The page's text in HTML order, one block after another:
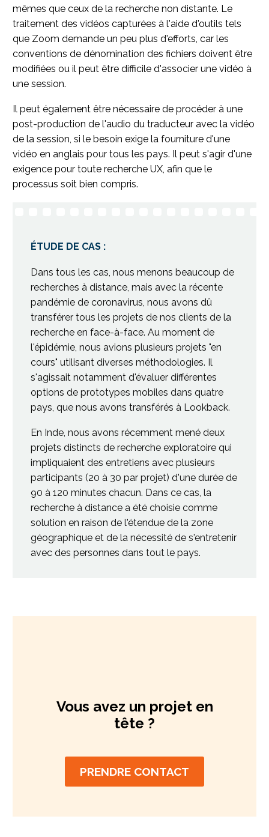
mêmes que ceux de la recherche non distante. Le
traitement des vidéos capturées à l'aide d'outils tels
que Zoom demande un peu plus d'efforts, car les
conventions de dénomination des fichiers doivent être
modifiées ou il peut être difficile d'associer une vidéo à
une session.
Il peut également être nécessaire de procéder à une
post-production de l'audio du traducteur avec la vidéo
de la session, si le besoin exige la fourniture d'une
vidéo en anglais pour tous les pays. Il peut s'agir d'une
exigence pour toute recherche UX, afin que le
processus soit bien compris.
ÉTUDE DE CAS :
Dans tous les cas, nous menons beaucoup de
recherches à distance, mais avec la récente
pandémie de coronavirus, nous avons dû
transférer tous les projets de nos clients de la
recherche en face-à-face. Au moment de
l'épidémie, nous avions plusieurs projets "en
cours" utilisant diverses méthodologies. Il
s'agissait notamment d'évaluer différentes
options de prototypes mobiles dans quatre
pays, que nous avons transférés à Lookback.
En Inde, nous avons récemment mené deux
projets distincts de recherche exploratoire qui
impliquaient des entretiens avec plusieurs
participants (20 à 30 par projet) d'une durée de
90 à 120 minutes chacun. Dans ce cas, la
recherche à distance a été choisie comme
solution en raison de l'étendue de la zone
géographique et de la nécessité de s'entretenir
avec des personnes dans tout le pays.
Vous avez un projet en
tête ?
PRENDRE CONTACT